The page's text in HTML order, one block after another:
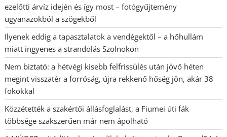
ezelőtti árvíz idején és így most – fotógyűjtemény
ugyanazokból a szögekből
Ilyenek eddig a tapasztalatok a vendégektől – a hőhullám
miatt ingyenes a strandolás Szolnokon
Nem biztató: a hétvégi kisebb felfrissülés után jövő héten
megint visszatér a forróság, újra rekkenő hőség jön, akár 38
fokokkal
Közzétették a szakértői állásfoglalást, a Fiumei úti fák
többsége szakszerűen már nem ápolható